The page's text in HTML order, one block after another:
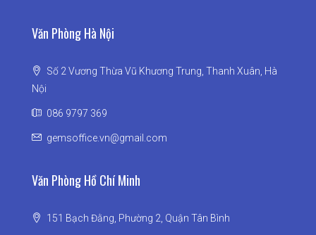
Văn Phòng Hà Nội
Số 2 Vương Thừa Vũ Khương Trung, Thanh Xuân, Hà
Nội
086 9797 369
gemsoffice.vn@gmail.com
Văn Phòng Hồ Chí Minh
151 Bạch Đằng, Phường 2, Quận Tân Bình